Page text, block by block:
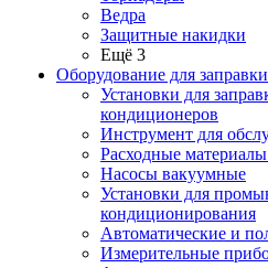
Ведра
Защитные накидки
Ещё 3
Оборудование для
Установки для
кондиционеров
Инструмент для
Расходные
Насосы вакуумные
Установки для
кондиционирования
Автоматические и
Измерительные